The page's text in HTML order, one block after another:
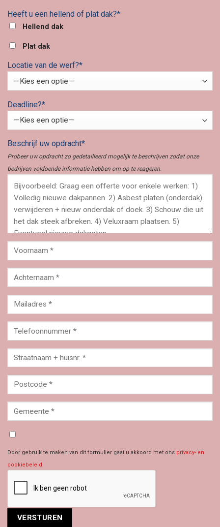
Heeft u een hellend of plat dak?*
Hellend dak
Plat dak
Locatie van de werf?*
Deadline?*
Beschrijf uw opdracht*
Probeer uw opdracht zo gedetailleerd mogelijk te beschrijven zodat onze
bedrijven voldoende informatie hebben om op te reageren.
Door gebruik te maken van dit formulier gaat u akkoord met ons privacy- en
cookiebeleid.